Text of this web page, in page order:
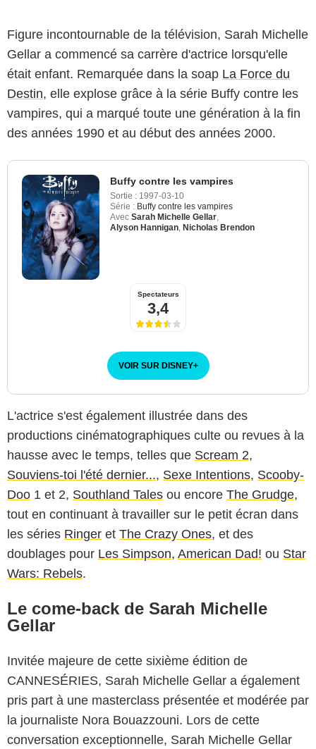
Figure incontournable de la télévision, Sarah Michelle
Gellar a commencé sa carrère d'actrice lorsqu'elle
était enfant. Remarquée dans la soap La Force du
Destin, elle explose grâce à la série Buffy contre les
vampires, qui a marqué toute une génération à la fin
des années 1990 et au début des années 2000.
Buffy contre les vampires
Sortie : 1997-03-10
Série : Buffy contre les vampires
Avec Sarah Michelle Gellar
Alyson Hannigan Nicholas Brendon
Spectateurs
3,4
VOIR SUR DISNEY+
L'actrice s'est également illustrée dans des
productions cinématographiques culte ou revues à la
hausse avec le temps, telles que Scream 2,
Souviens-toi l'été dernier..., Sexe Intentions, Scooby-
Doo 1 et 2, Southland Tales ou encore The Grudge,
tout en continuant à travailler sur le petit écran dans
les séries Ringer et The Crazy Ones, et des
doublages pour Les Simpson, American Dad! ou Star
Wars: Rebels.
Le come-back de Sarah Michelle
Gellar
Invitée majeure de cette sixième édition de
CANNESÉRIES, Sarah Michelle Gellar a également
pris part à une masterclass présentée et modérée par
la journaliste Nora Bouazzouni. Lors de cette
conversation exceptionnelle, Sarah Michelle Gellar